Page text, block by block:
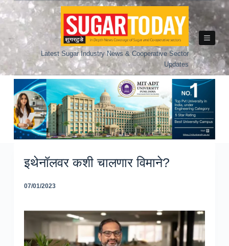
Skip
to
Latest Sugar Industry News & Cooperative Sector
Updates
इथेनॉलवर कशी चालणार विमाने?
07/01/2023